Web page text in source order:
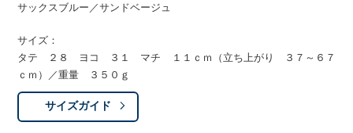
サックスブルー／サンドベージュ
サイズ：
タテ ２８ ヨコ ３１ マチ １１ｃｍ（立ち上がり ３７～６７
ｃｍ）／重量 ３５０ｇ
サイズガイド